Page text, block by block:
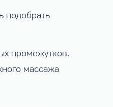
подобрать
промежутков.
массажа